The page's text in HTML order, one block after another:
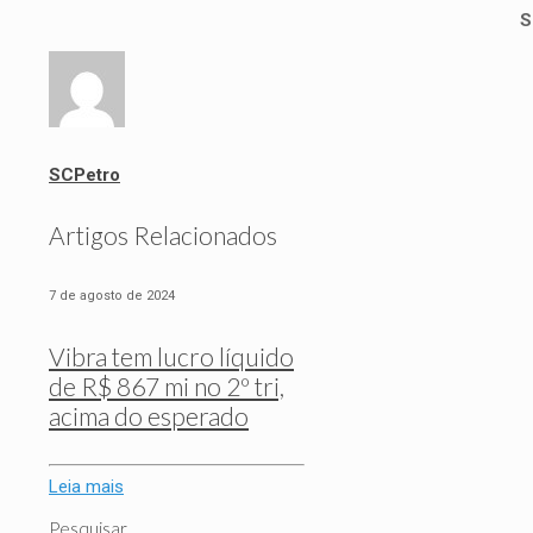
SCPetro
Artigos Relacionados
7 de agosto de 2024
Vibra tem lucro líquido
de R$ 867 mi no 2º tri,
acima do esperado
Leia mais
Pesquisar